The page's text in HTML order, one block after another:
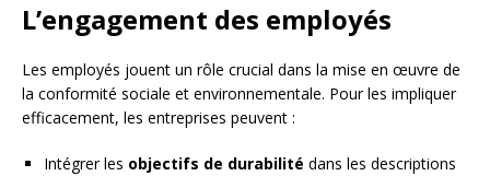
L’engagement des employés
Les employés jouent un rôle crucial dans la mise en œuvre de
la conformité sociale et environnementale. Pour les impliquer
efficacement, les entreprises peuvent :
Intégrer les objectifs de durabilité dans les descriptions